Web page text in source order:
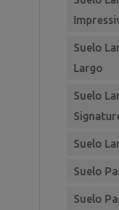
Suelo
Largo
Suelo
Suelo
Suelo
Suelo